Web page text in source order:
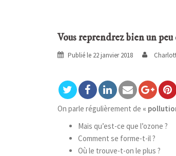
Vous reprendrez bien un peu
Publié le 22 janvier 2018
On parle régulièrement de «
Mais qu’est-ce que l’ozone ?
Comment se forme-t-il ?
Où le trouve-t-on le plus ?